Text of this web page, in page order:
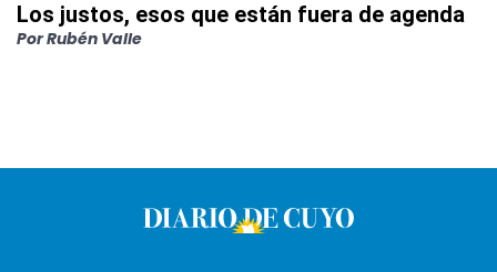
Los justos, esos que están fuera de agenda
PorRubén Valle